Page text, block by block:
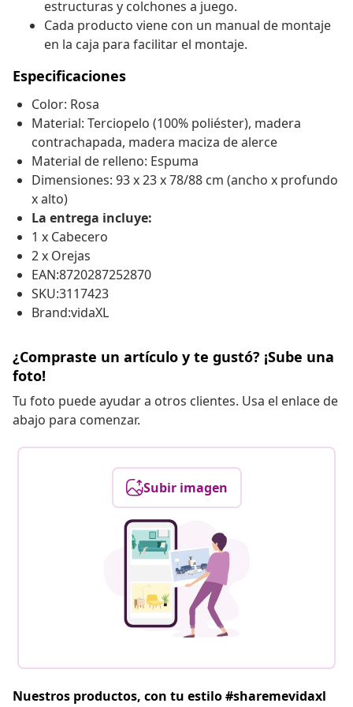
estructuras y colchones a juego.
Cada producto viene con un manual de montaje
en la caja para facilitar el montaje.
Especificaciones
Color: Rosa
Material: Terciopelo (100% poliéster), madera
contrachapada, madera maciza de alerce
Material de relleno: Espuma
Dimensiones: 93 x 23 x 78/88 cm (ancho x profundo
x alto)
La entrega incluye:
1 x Cabecero
2 x Orejas
EAN:8720287252870
SKU:3117423
Brand:vidaXL
¿Compraste un artículo y te gustó? ¡Sube una
foto!
Tu foto puede ayudar a otros clientes. Usa el enlace de
abajo para comenzar.
Subir imagen
Nuestros productos, con tu estilo #sharemevidaxl